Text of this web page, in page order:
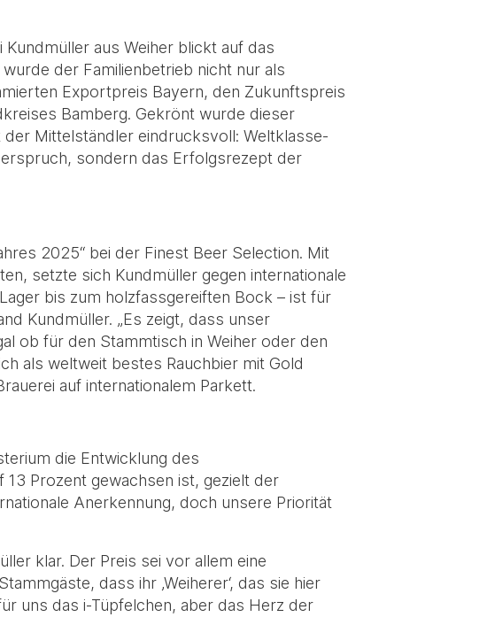
aus Weiher blickt auf das
der Familienbetrieb nicht nur als
Exportpreis Bayern, den Zukunftspreis
Bamberg. Gekrönt wurde dieser
Mittelständler eindrucksvoll: Weltklasse-
sondern das Erfolgsrezept der
2025“ bei der Finest Beer Selection. Mit
setzte sich Kundmüller gegen internationale
bis zum holzfassgereiften Bock – ist für
Kundmüller. „Es zeigt, dass unser
ob für den Stammtisch in Weiher oder den
als weltweit bestes Rauchbier mit Gold
auf internationalem Parkett.
die Entwicklung des
Prozent gewachsen ist, gezielt der
Anerkennung, doch unsere Priorität
klar. Der Preis sei vor allem eine
dass ihr ‚Weiherer‘, das sie hier
uns das i-Tüpfelchen, aber das Herz der